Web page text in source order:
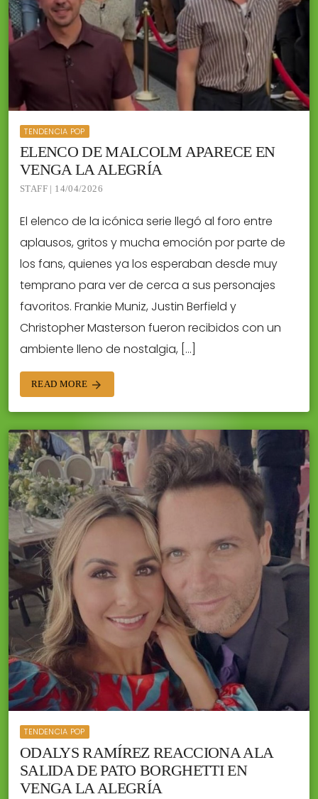
TENDENCIA POP
ELENCO DE MALCOLM APARECE EN
VENGA LA ALEGRÍA
STAFF | 14/04/2026
El elenco de la icónica serie llegó al foro entre
aplausos, gritos y mucha emoción por parte de
los fans, quienes ya los esperaban desde muy
temprano para ver de cerca a sus personajes
favoritos. Frankie Muniz, Justin Berfield y
Christopher Masterson fueron recibidos con un
ambiente lleno de nostalgia, […]
READ MORE arrow_forward
TENDENCIA POP
ODALYS RAMÍREZ REACCIONA ALA
SALIDA DE PATO BORGHETTI EN
VENGA LA ALEGRÍA